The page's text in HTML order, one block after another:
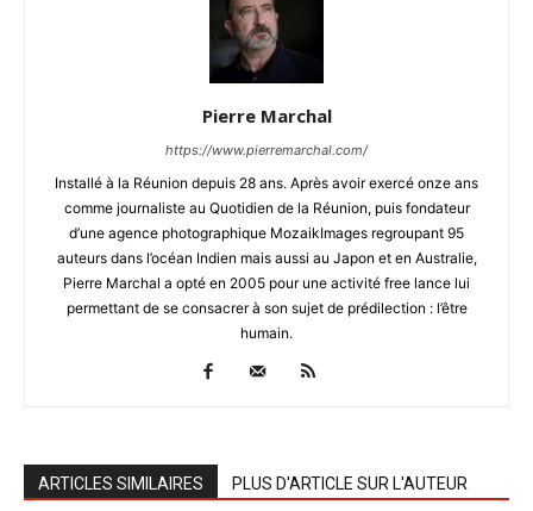
Pierre Marchal
https://www.pierremarchal.com/
Installé à la Réunion depuis 28 ans. Après avoir exercé onze ans
comme journaliste au Quotidien de la Réunion, puis fondateur
d’une agence photographique MozaikImages regroupant 95
auteurs dans l’océan Indien mais aussi au Japon et en Australie,
Pierre Marchal a opté en 2005 pour une activité free lance lui
permettant de se consacrer à son sujet de prédilection : l’être
humain.
ARTICLES SIMILAIRES PLUS D'ARTICLE SUR L'AUTEUR